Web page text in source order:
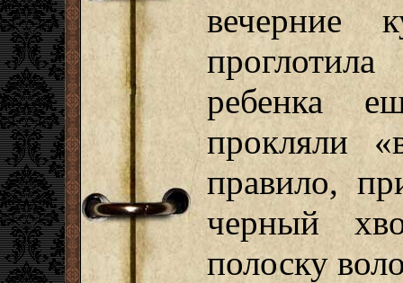
вечерние
ребенка
прокляли
правило,
черный
полоску